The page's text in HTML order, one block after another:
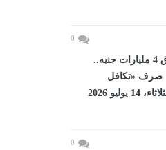
0
بميزانية تفوق 4 مليارات جنيه..
صرف «تكافل
وكرامة» عن شهر... الثلاثاء، 14 يوليو 2026
0